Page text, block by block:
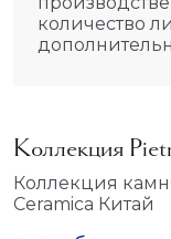
количество
Коллекция
Коллекция
Ceramica Китай